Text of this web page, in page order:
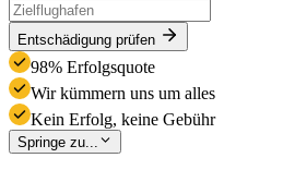
Entschädigung prüfen
98% Erfolgsquote
Wir kümmern uns um alles
Kein Erfolg, keine Gebühr
Springe zu...